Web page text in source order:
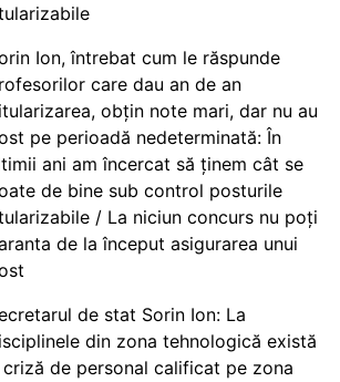
Ion, întrebat cum le răspunde
care dau an de an
obțin note mari, dar nu au
pe perioadă nedeterminată: În
ani am încercat să ținem cât se
de bine sub control posturile
/ La niciun concurs nu poți
de la început asigurarea unui
de stat Sorin Ion: La
din zona tehnologică există
de personal calificat pe zona